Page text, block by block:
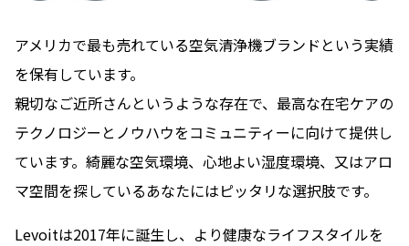
アメリカで最も売れている空気清浄機ブランドという実績
を保有しています。
親切なご近所さんというような存在で、最高な在宅ケアの
テクノロジーとノウハウをコミュニティーに向けて提供し
ています。綺麗な空気環境、心地よい湿度環境、又はアロ
マ空間を探しているあなたにはピッタリな選択肢です。
Levoitは2017年に誕生し、より健康なライフスタイルを